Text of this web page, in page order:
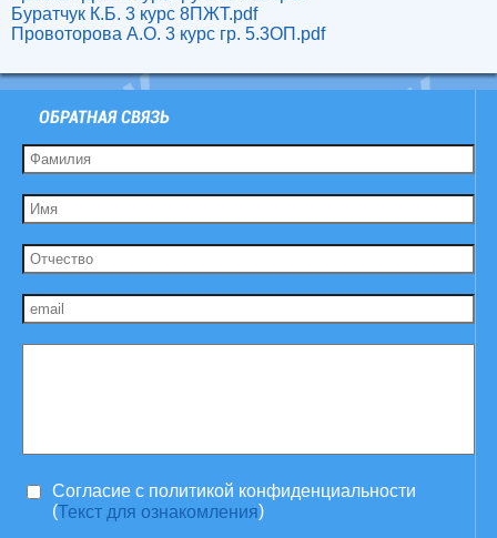
Буратчук К.Б. 3 курс 8ПЖТ.pdf
Провоторова А.О. 3 курс гр. 5.3ОП.pdf
ОБРАТНАЯ СВЯЗЬ
Согласие c политикой конфиденциальности
(Текст для ознакомления)